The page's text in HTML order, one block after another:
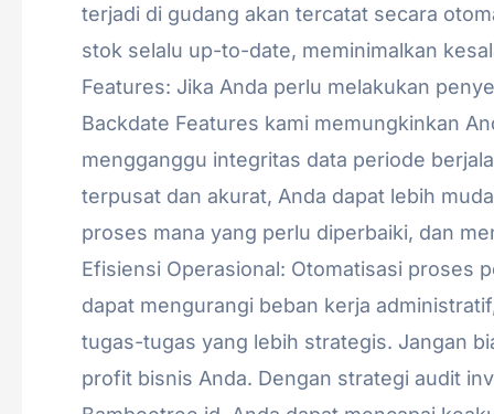
terjadi di gudang akan tercatat secara
stok selalu up-to-date, meminimalkan
Features: Jika Anda perlu melakukan
Backdate Features kami memungkinkan
mengganggu integritas data periode
terpusat dan akurat, Anda dapat lebih
proses mana yang perlu diperbaiki, dan
Efisiensi Operasional: Otomatisasi proses
dapat mengurangi beban kerja
tugas-tugas yang lebih strategis. Jangan
profit bisnis Anda. Dengan strategi audit